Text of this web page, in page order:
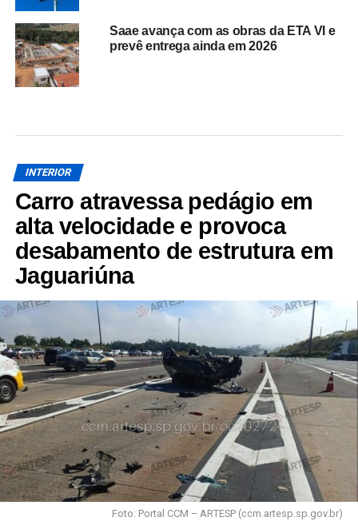
Saae avança com as obras da ETA VI e
prevê entrega ainda em 2026
INTERIOR
Carro atravessa pedágio em
alta velocidade e provoca
desabamento de estrutura em
Jaguariúna
Foto: Portal CCM – ARTESP (ccm.artesp.sp.gov.br)